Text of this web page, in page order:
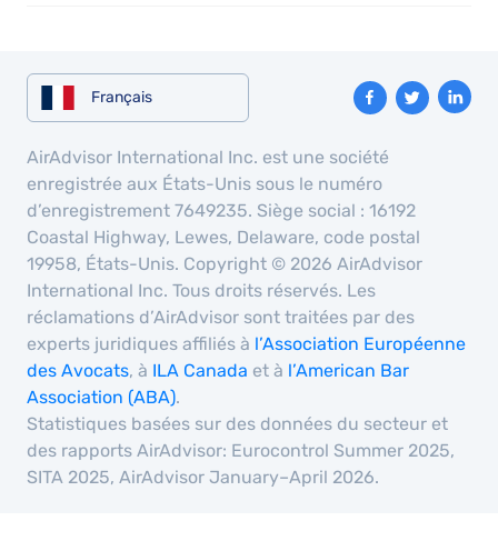
Français
AirAdvisor International Inc. est une société
enregistrée aux États-Unis sous le numéro
d’enregistrement 7649235. Siège social : 16192
Coastal Highway, Lewes, Delaware, code postal
19958, États-Unis. Copyright © 2026 AirAdvisor
International Inc. Tous droits réservés. Les
réclamations d’AirAdvisor sont traitées par des
experts juridiques affiliés à l’Association Européenne
des Avocats, à ILA Canada et à l’American Bar
Association (ABA).
Statistiques basées sur des données du secteur et
des rapports AirAdvisor: Eurocontrol Summer 2025,
SITA 2025, AirAdvisor January–April 2026.